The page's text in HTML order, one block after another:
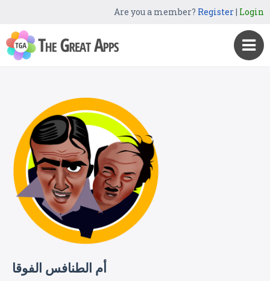
Are you a member? Register| Login
أم الطنافس الفوقا